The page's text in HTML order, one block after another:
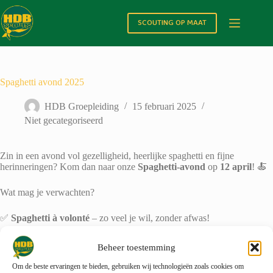
Beheer toestemming
Om de beste ervaringen te bieden, gebruiken wij technologieën zoals cookies om
Ga
naar
de
inhoud
SCOUTING OP MAAT
Spaghetti avond 2025
HDB Groepleiding
15 februari 2025
Niet gecategoriseerd
Zin in een avond vol gezelligheid, heerlijke spaghetti en fijne
herinneringen? Kom dan naar onze Spaghetti-avond op 12 april! 🍝
Wat mag je verwachten?
✅ Spaghetti à volonté – zo veel je wil, zonder afwas!
Kampvuur – want een scoutsavond is niet compleet zonder! 🔥
Foto’s van het voorbije scoutsjaar– lach, huil en geniet van de